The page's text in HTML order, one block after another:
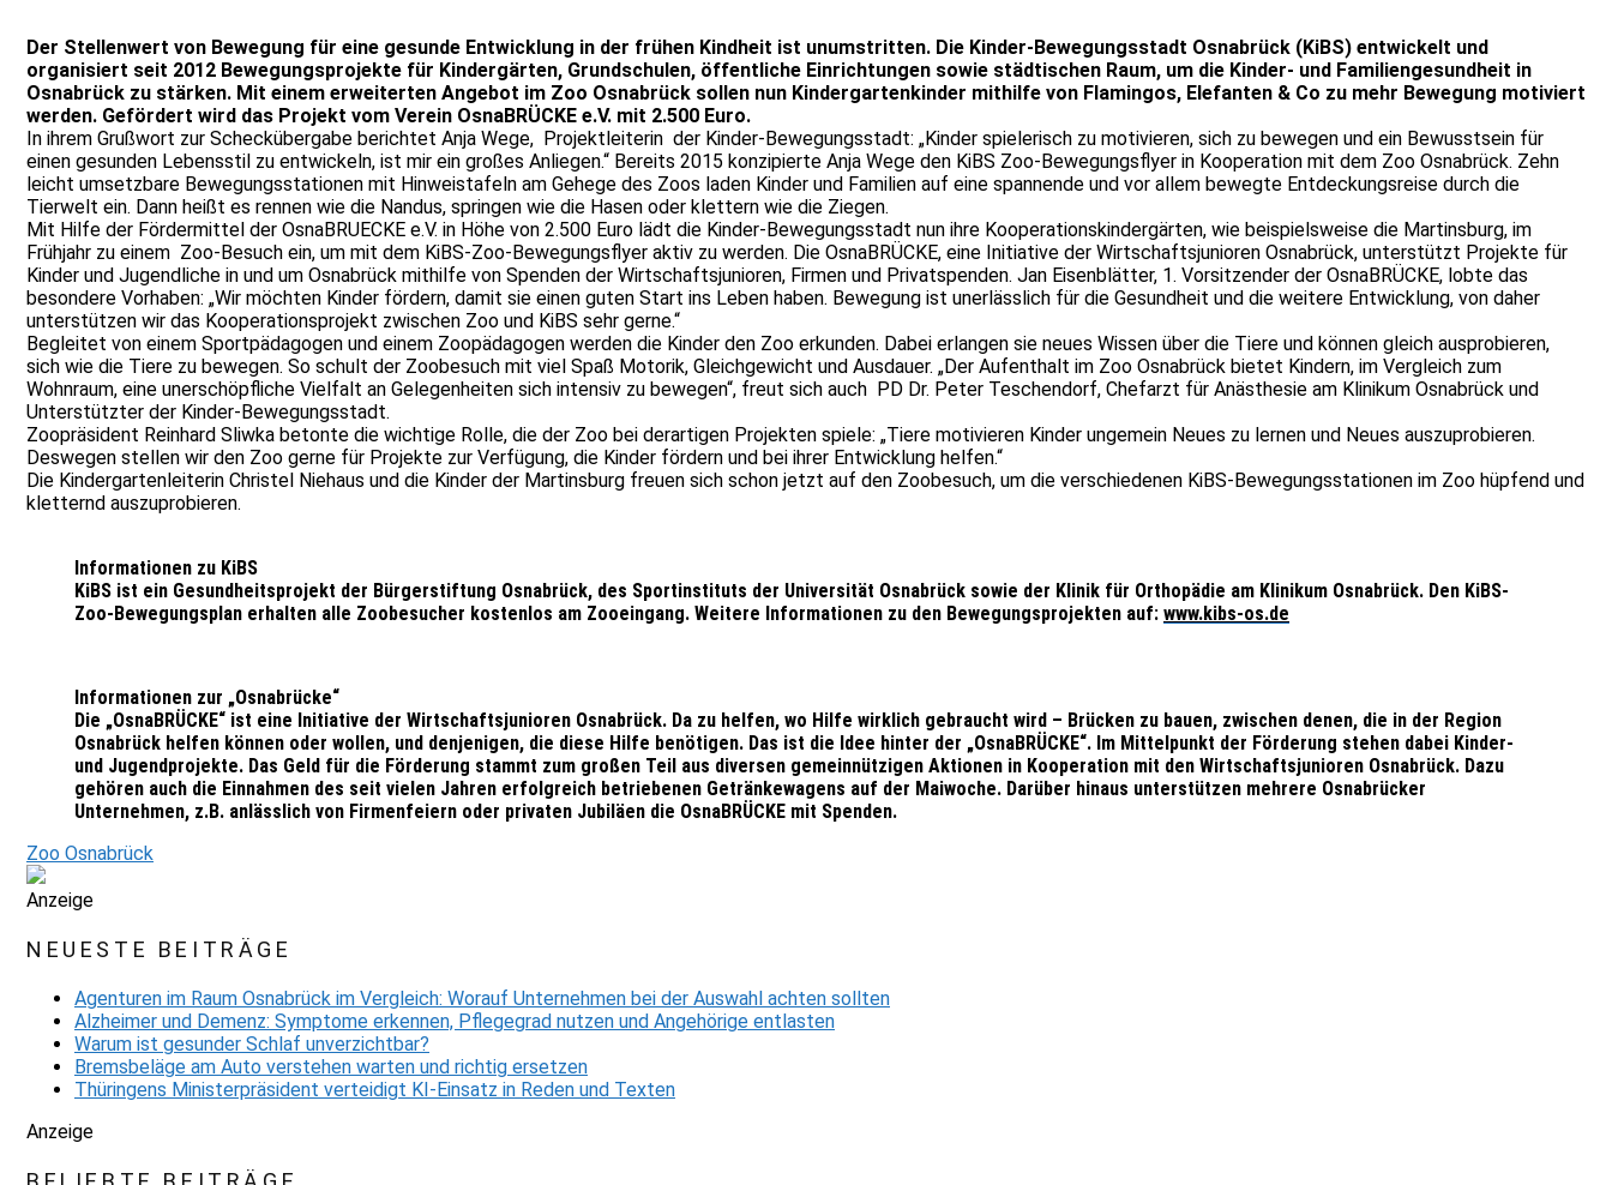
Der Stellenwert von Bewegung für eine gesunde Entwicklung in der frühen Kindheit ist unumstritten. Die Kinder-Bewegungsstadt Osnabrück (KiBS) entwickelt und
organisiert seit 2012 Bewegungsprojekte für Kindergärten, Grundschulen, öffentliche Einrichtungen sowie städtischen Raum, um die Kinder- und Familiengesundheit in
Osnabrück zu stärken. Mit einem erweiterten Angebot im Zoo Osnabrück sollen nun Kindergartenkinder mithilfe von Flamingos, Elefanten & Co zu mehr Bewegung motiviert
werden. Gefördert wird das Projekt vom Verein OsnaBRÜCKE e.V. mit 2.500 Euro.
In ihrem Grußwort zur Scheckübergabe berichtet Anja Wege, Projektleiterin der Kinder-Bewegungsstadt: „Kinder spielerisch zu motivieren, sich zu bewegen und ein Bewusstsein für
einen gesunden Lebensstil zu entwickeln, ist mir ein großes Anliegen.“ Bereits 2015 konzipierte Anja Wege den KiBS Zoo-Bewegungsflyer in Kooperation mit dem Zoo Osnabrück. Zehn
leicht umsetzbare Bewegungsstationen mit Hinweistafeln am Gehege des Zoos laden Kinder und Familien auf eine spannende und vor allem bewegte Entdeckungsreise durch die
Tierwelt ein. Dann heißt es rennen wie die Nandus, springen wie die Hasen oder klettern wie die Ziegen.
Mit Hilfe der Fördermittel der OsnaBRUECKE e.V. in Höhe von 2.500 Euro lädt die Kinder-Bewegungsstadt nun ihre Kooperationskindergärten, wie beispielsweise die Martinsburg, im
Frühjahr zu einem Zoo-Besuch ein, um mit dem KiBS-Zoo-Bewegungsflyer aktiv zu werden. Die OsnaBRÜCKE, eine Initiative der Wirtschaftsjunioren Osnabrück, unterstützt Projekte für
Kinder und Jugendliche in und um Osnabrück mithilfe von Spenden der Wirtschaftsjunioren, Firmen und Privatspenden. Jan Eisenblätter, 1. Vorsitzender der OsnaBRÜCKE, lobte das
besondere Vorhaben: „Wir möchten Kinder fördern, damit sie einen guten Start ins Leben haben. Bewegung ist unerlässlich für die Gesundheit und die weitere Entwicklung, von daher
unterstützen wir das Kooperationsprojekt zwischen Zoo und KiBS sehr gerne.“
Begleitet von einem Sportpädagogen und einem Zoopädagogen werden die Kinder den Zoo erkunden. Dabei erlangen sie neues Wissen über die Tiere und können gleich ausprobieren,
sich wie die Tiere zu bewegen. So schult der Zoobesuch mit viel Spaß Motorik, Gleichgewicht und Ausdauer. „Der Aufenthalt im Zoo Osnabrück bietet Kindern, im Vergleich zum
Wohnraum, eine unerschöpfliche Vielfalt an Gelegenheiten sich intensiv zu bewegen“, freut sich auch PD Dr. Peter Teschendorf, Chefarzt für Anästhesie am Klinikum Osnabrück und
Unterstützter der Kinder-Bewegungsstadt.
Zoopräsident Reinhard Sliwka betonte die wichtige Rolle, die der Zoo bei derartigen Projekten spiele: „Tiere motivieren Kinder ungemein Neues zu lernen und Neues auszuprobieren.
Deswegen stellen wir den Zoo gerne für Projekte zur Verfügung, die Kinder fördern und bei ihrer Entwicklung helfen.“
Die Kindergartenleiterin Christel Niehaus und die Kinder der Martinsburg freuen sich schon jetzt auf den Zoobesuch, um die verschiedenen KiBS-Bewegungsstationen im Zoo hüpfend und
kletternd auszuprobieren.
Informationen zu KiBS
KiBS ist ein Gesundheitsprojekt der Bürgerstiftung Osnabrück, des Sportinstituts der Universität Osnabrück sowie der Klinik für Orthopädie am Klinikum Osnabrück. Den KiBS-
Zoo-Bewegungsplan erhalten alle Zoobesucher kostenlos am Zooeingang. Weitere Informationen zu den Bewegungsprojekten auf: www.kibs-os.de
Informationen zur „Osnabrücke“
Die „OsnaBRÜCKE“ ist eine Initiative der Wirtschaftsjunioren Osnabrück. Da zu helfen, wo Hilfe wirklich gebraucht wird – Brücken zu bauen, zwischen denen, die in der Region
Osnabrück helfen können oder wollen, und denjenigen, die diese Hilfe benötigen. Das ist die Idee hinter der „OsnaBRÜCKE“. Im Mittelpunkt der Förderung stehen dabei Kinder-
und Jugendprojekte. Das Geld für die Förderung stammt zum großen Teil aus diversen gemeinnützigen Aktionen in Kooperation mit den Wirtschaftsjunioren Osnabrück. Dazu
gehören auch die Einnahmen des seit vielen Jahren erfolgreich betriebenen Getränkewagens auf der Maiwoche. Darüber hinaus unterstützen mehrere Osnabrücker
Unternehmen, z.B. anlässlich von Firmenfeiern oder privaten Jubiläen die OsnaBRÜCKE mit Spenden.
Zoo Osnabrück
Anzeige
NEUESTE BEITRÄGE
Agenturen im Raum Osnabrück im Vergleich: Worauf Unternehmen bei der Auswahl achten sollten
Alzheimer und Demenz: Symptome erkennen, Pflegegrad nutzen und Angehörige entlasten
Warum ist gesunder Schlaf unverzichtbar?
Bremsbeläge am Auto verstehen warten und richtig ersetzen
Thüringens Ministerpräsident verteidigt KI-Einsatz in Reden und Texten
Anzeige